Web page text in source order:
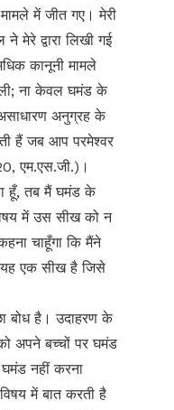
में जीत गए। मेरी
मेरे द्वारा लिखी गई
कानूनी मामले
ना केवल घमंड के
अनुग्रह के
हैं जब आप परमेश्वर
एम.एस.जी.)।
हूँ, तब मैं घमंड के
में उस सीख को न
चाहूँगा कि मैंने
यह एक सीख है जिसे
बोध है। उदाहरण के
अपने बच्चों पर घमंड
नहीं करना
में बात करती है